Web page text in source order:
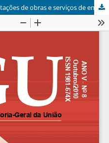
Utilização de pregão nas contratações de obras e serviços de engenharia